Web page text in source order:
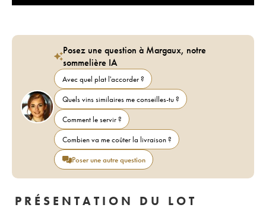
Posez une question à Margaux, notre
sommelière IA
Avec quel plat l'accorder ?
Quels vins similaires me conseilles-tu ?
Comment le servir ?
Combien va me coûter la livraison ?
Poser une autre question
PRÉSENTATION DU LOT